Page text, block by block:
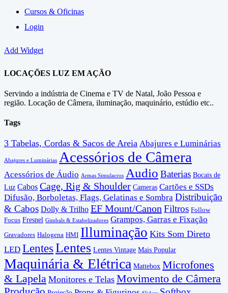
Cursos & Oficinas
Login
Add Widget
LOCAÇÕES LUZ EM AÇÃO
Servindo a indústria de Cinema e TV de Natal, João Pessoa e
região. Locação de Câmera, iluminação, maquinário, estúdio etc..
Tags
3 Tabelas, Cordas & Sacos de Areia Abajures e Luminárias
Abajures e Luminárias Acessórios de Câmera
Acessórios de Áudio Armas Simulacros Audio Baterias Bocais de
Luz Cabos Cage, Rig & Shoulder Cameras Cartões e SSDs
Difusão, Borboletas, Flags, Gelatinas e Sombra Distribuição
& Cabos Dolly & Trilho EF Mount/Canon Filtros Follow
Focus Fresnel Gimbals & Estabelizadores Grampos, Garras e Fixação
Gravadores Halogena HMI Illuminação Kits Som Direto
LED Lentes Lentes Lentes Vintage Mais Popular
Maquinária & Elétrica Mattebox Microfones
& Lapela Monitores e Telas Movimento de Câmera